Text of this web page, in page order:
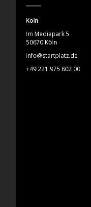
Köln
Im Mediapark 5
50670 Köln
info@startplatz.de
+49 221 975 802 00